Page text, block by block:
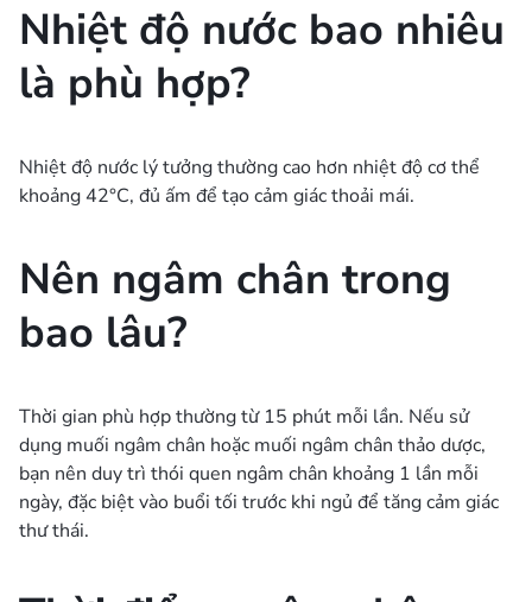
Nhiệt độ nước bao nhiêu
là phù hợp?
Nhiệt độ nước lý tưởng thường cao hơn nhiệt độ cơ thể
khoảng 42°C, đủ ấm để tạo cảm giác thoải mái.
Nên ngâm chân trong
bao lâu?
Thời gian phù hợp thường từ 15 phút mỗi lần. Nếu sử
dụng muối ngâm chân hoặc muối ngâm chân thảo dược,
bạn nên duy trì thói quen ngâm chân khoảng 1 lần mỗi
ngày, đặc biệt vào buổi tối trước khi ngủ để tăng cảm giác
thư thái.